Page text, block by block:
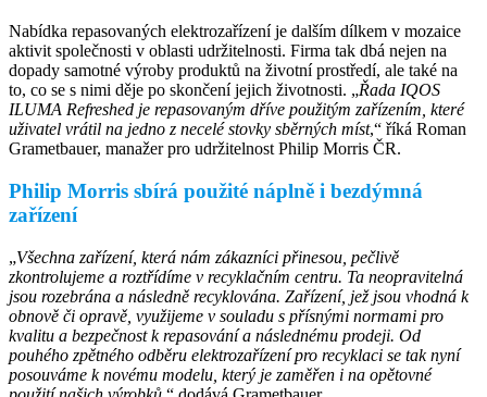
Nabídka repasovaných elektrozařízení je dalším dílkem v mozaice
aktivit společnosti v oblasti udržitelnosti. Firma tak dbá nejen na
dopady samotné výroby produktů na životní prostředí, ale také na
to, co se s nimi děje po skončení jejich životnosti. „Řada IQOS
ILUMA Refreshed je repasovaným dříve použitým zařízením, které
uživatel vrátil na jedno z necelé stovky sběrných míst,“ říká Roman
Grametbauer, manažer pro udržitelnost Philip Morris ČR.
Philip Morris sbírá použité náplně i bezdýmná
zařízení
„Všechna zařízení, která nám zákazníci přinesou, pečlivě
zkontrolujeme a roztřídíme v recyklačním centru. Ta neopravitelná
jsou rozebrána a následně recyklována. Zařízení, jež jsou vhodná k
obnově či opravě, využijeme v souladu s přísnými normami pro
kvalitu a bezpečnost k repasování a následnému prodeji. Od
pouhého zpětného odběru elektrozařízení pro recyklaci se tak nyní
posouváme k novému modelu, který je zaměřen i na opětovné